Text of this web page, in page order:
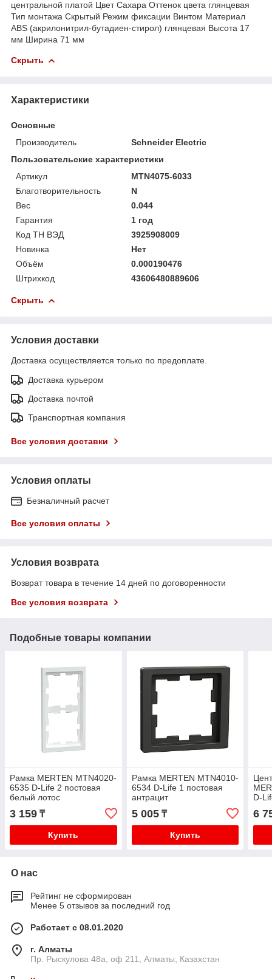
центральной платой Цвет Сахара Оттенок цвета глянцевая
Тип монтажа Скрытый Режим фиксации Винтом Материал
ABS (акрилонитрил-бутадиен-стирол) глянцевая Высота 17
мм Ширина 71 мм
Скрыть
Характеристики
Основные
Производитель
Schneider Electric
Пользовательские характеристики
Артикул
MTN4075-6033
Благотворительность
N
Вес
0.044
Гарантия
1 год
Код ТН ВЭД
3925908009
Новинка
Нет
Объём
0.000190476
Штрихкод
43606480889606
Скрыть
Условия доставки
Доставка осуществляется только по предоплате.
Доставка курьером
Доставка почтой
Транспортная компания
Все условия доставки
Условия оплаты
Безналичный расчет
Все условия оплаты
Условия возврата
Возврат товара в течение 14 дней по договоренности
Все условия возврата
Подобные товары компании
Рамка MERTEN MTN4020-
6535 D-Life 2 постовая
белый лотос
3 159 ₸
Купить
Рамка MERTEN MTN4010-
6534 D-Life 1 постовая
антрацит
5 005₸
Купить
D-
6
О нас
Рейтинг не сформирован
Менее 5 отзывов за последний год
Работает с 08.01.2020
г. Алматы
Пр. Рыскулова 48а, оф 211, Алматы, Казахстан